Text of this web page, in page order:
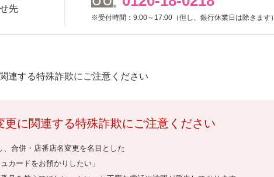
先
※受付時間：9:00～17:00（但し、銀行休業日は除きます）
連する特殊詐欺にご注意ください
更に関連する特殊詐欺にご注意ください
、合併・店番店名変更を名目とした
カードをお預かりしたい」